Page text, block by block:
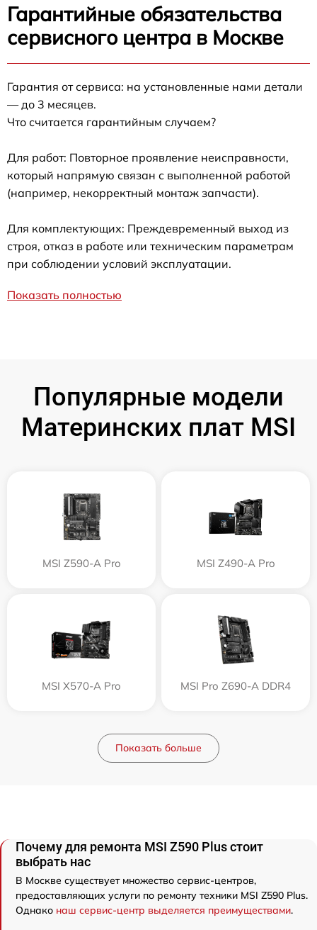
Гарантийные обязательства
сервисного центра в Москве
Гарантия от сервиса: на установленные нами детали
— до 3 месяцев.
Что считается гарантийным случаем?
Для работ: Повторное проявление неисправности,
который напрямую связан с выполненной работой
(например, некорректный монтаж запчасти).
Для комплектующих: Преждевременный выход из
строя, отказ в работе или техническим параметрам
при соблюдении условий эксплуатации.
Показать полностью
Популярные модели
Материнских плат MSI
MSI Z590-A Pro MSI Z490-A Pro
MSI X570-A Pro MSI Pro Z690-A DDR4
Показать больше
Почему для ремонта MSI Z590 Plus стоит
выбрать нас
В Москве существует множество сервис-центров,
предоставляющих услуги по ремонту техники MSI Z590 Plus.
Однако наш сервис-центр выделяется преимуществами.